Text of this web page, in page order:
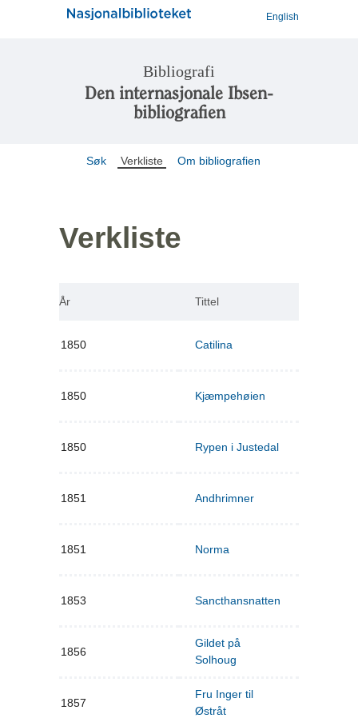
English
Bibliografi
Den internasjonale Ibsen-
bibliografien
Søk Verkliste Om bibliografien
Verkliste
År Tittel
1850 Catilina
1850 Kjæmpehøien
1850 Rypen i Justedal
1851 Andhrimner
1851 Norma
1853 Sancthansnatten
1856
Gildet på
Solhoug
1857
Fru Inger til
Østråt